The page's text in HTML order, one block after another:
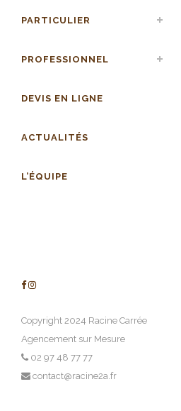
PARTICULIER
PROFESSIONNEL
DEVIS EN LIGNE
ACTUALITÉS
L’ÉQUIPE
Copyright 2024 Racine Carrée
Agencement sur Mesure
02 97 48 77 77
contact@racine2a.fr